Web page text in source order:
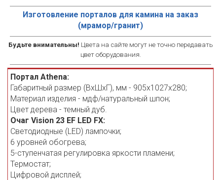
Изготовление порталов для камина на заказ
(мрамор/гранит)
Будьте внимательны! Цвета на сайте могут не точно передавать
цвет оборудования.
Портал Athena:
Габаритный размер (ВхШхГ), мм - 905х1027х280;
Материал изделия - мдф/натуральный шпон;
Цвет дерева - темный дуб.
Очаг Vision 23 EF LED FX:
Светодиодные (LED) лампочки;
6 уровней обогрева;
5-ступенчатая регулировка яркости пламени;
Термостат;
Цифровой дисплей;